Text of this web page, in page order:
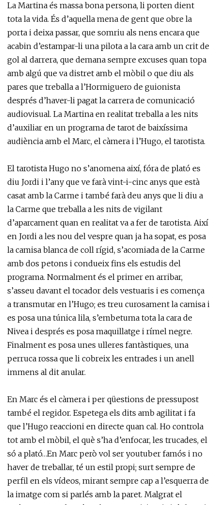
La Martina és massa bona persona, li porten dient
tota la vida. És d’aquella mena de gent que obre la
porta i deixa passar, que somriu als nens encara que
acabin d’estampar-li una pilota a la cara amb un crit de
gol al darrera, que demana sempre excuses quan topa
amb algú que va distret amb el mòbil o que diu als
pares que treballa a l’Hormiguero de guionista
després d’haver-li pagat la carrera de comunicació
audiovisual. La Martina en realitat treballa a les nits
d’auxiliar en un programa de tarot de baixíssima
audiència amb el Marc, el càmera i l’Hugo, el tarotista.
El tarotista Hugo no s’anomena així, fóra de plató es
diu Jordi i l’any que ve farà vint-i-cinc anys que està
casat amb la Carme i també farà deu anys que li diu a
la Carme que treballa a les nits de vigilant
d’aparcament quan en realitat va a fer de tarotista. Així
en Jordi a les nou del vespre quan ja ha sopat, es posa
la camisa blanca de coll rígid, s’acomiada de la Carme
amb dos petons i condueix fins els estudis del
programa. Normalment és el primer en arribar,
s’asseu davant el tocador dels vestuaris i es comença
a transmutar en l’Hugo; es treu curosament la camisa i
es posa una túnica lila, s’embetuma tota la cara de
Nivea i després es posa maquillatge i rímel negre.
Finalment es posa unes ulleres fantàstiques, una
perruca rossa que li cobreix les entrades i un anell
immens al dit anular.
En Marc és el càmera i per qüestions de pressupost
també el regidor. Espetega els dits amb agilitat i fa
que l’Hugo reaccioni en directe quan cal. Ho controla
tot amb el mòbil, el què s’ha d’enfocar, les trucades, el
só a plató…En Marc però vol ser youtuber famós i no
haver de treballar, té un estil propi; surt sempre de
perfil en els vídeos, mirant sempre cap a l’esquerra de
la imatge com si parlés amb la paret. Malgrat el